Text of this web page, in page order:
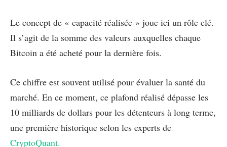
Le concept de « capacité réalisée » joue ici un rôle clé.
Il s’agit de la somme des valeurs auxquelles chaque
Bitcoin a été acheté pour la dernière fois.
Ce chiffre est souvent utilisé pour évaluer la santé du
marché. En ce moment, ce plafond réalisé dépasse les
10 milliards de dollars pour les détenteurs à long terme,
une première historique selon les experts de
CryptoQuant.